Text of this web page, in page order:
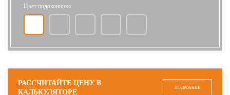
Цвет подоконника
РАССЧИТАЙТЕ ЦЕНУ В
КАЛЬКУЛЯТОРЕ
ПОДРОБНЕЕ